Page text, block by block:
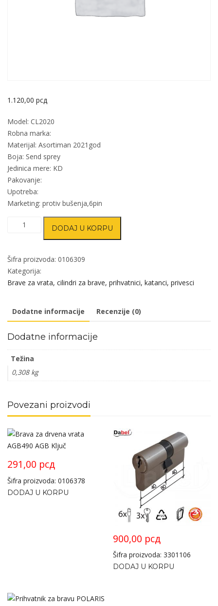
1.120,00 рсд
Model: CL2020
Robna marka:
Materijal: Asortiman 2021god
Boja: Send sprey
Jedinica mere: KD
Pakovanje:
Upotreba:
Marketing: protiv bušenja,6pin
Cilindar
SS
70mm(30-
40)
DODAJ U KORPU
Šifra proizvoda: 0106309
Kategorija:
Brave za vrata, cilindri za brave, prihvatnici, katanci, privesci
Dodatne informacije Recenzije (0)
Dodatne informacije
Težina
0,308 kg
Povezani proizvodi
291,00 рсд
Šifra proizvoda: 0106378
DODAJ U KORPU
900,00 рсд
Šifra proizvoda: 3301106
DODAJ U KORPU